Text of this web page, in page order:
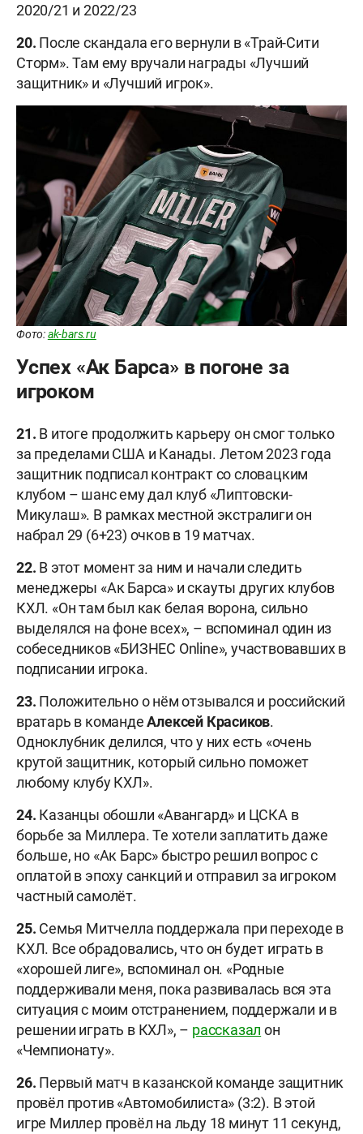
2020/21 и 2022/23
20. После скандала его вернули в «Трай-Сити
Сторм». Там ему вручали награды «Лучший
защитник» и «Лучший игрок».
Фото:ak-bars.ru
Успех «Ак Барса» в погоне за
игроком
21. В итоге продолжить карьеру он смог только
за пределами США и Канады. Летом 2023 года
защитник подписал контракт со словацким
клубом – шанс ему дал клуб «Липтовски-
Микулаш». В рамках местной экстралиги он
набрал 29 (6+23) очков в 19 матчах.
22. В этот момент за ним и начали следить
менеджеры «Ак Барса» и скауты других клубов
КХЛ. «Он там был как белая ворона, сильно
выделялся на фоне всех», – вспоминал один из
собеседников «БИЗНЕС Online», участвовавших в
подписании игрока.
23. Положительно о нём отзывался и российский
вратарь в командеАлексей Красиков.
Одноклубник делился, что у них есть «очень
крутой защитник, который сильно поможет
любому клубу КХЛ».
24. Казанцы обошли «Авангард» и ЦСКА в
борьбе за Миллера. Те хотели заплатить даже
больше, но «Ак Барс» быстро решил вопрос с
оплатой в эпоху санкций и отправил за игроком
частный самолёт.
25. Семья Митчелла поддержала при переходе в
КХЛ. Все обрадовались, что он будет играть в
«хорошей лиге», вспоминал он. «Родные
поддерживали меня, пока развивалась вся эта
ситуация с моим отстранением, поддержали и в
решении играть в КХЛ», – рассказал он
«Чемпионату».
26. Первый матч в казанской команде защитник
провёл против «Автомобилиста» (3:2). В этой
игре Миллер провёл на льду 18 минут 11 секунд,